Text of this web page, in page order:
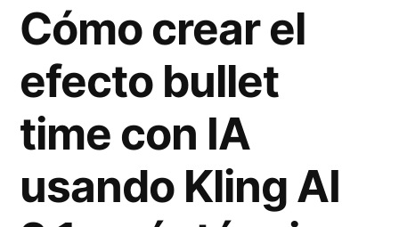
Cómo crear el
efecto bullet
time con IA
usando Kling AI